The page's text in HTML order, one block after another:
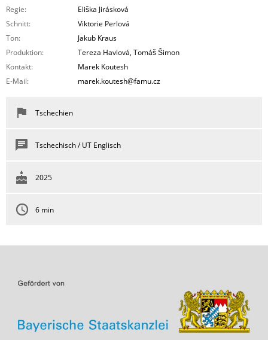
Regie:
Eliška Jirásková
Schnitt:
Viktorie Perlová
Ton:
Jakub Kraus
Produktion:
Tereza Havlová, Tomáš Šimon
Kontakt:
Marek Koutesh
E-Mail:
marek.koutesh@famu.cz
Tschechien
Tschechisch / UT Englisch
2025
6 min